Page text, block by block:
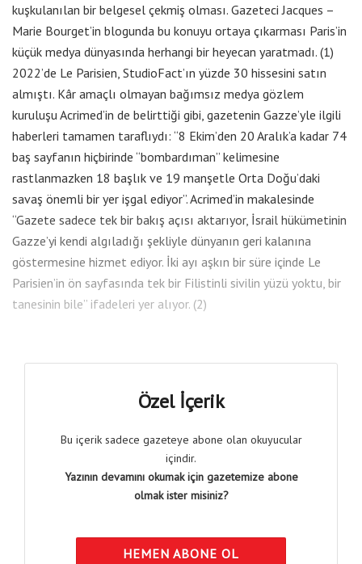
kuşkulanılan bir belgesel çekmiş olması. Gazeteci Jacques –
Marie Bourget’in blogunda bu konuyu ortaya çıkarması Paris’in
küçük medya dünyasında herhangi bir heyecan yaratmadı. (1)
2022’de Le Parisien, StudioFact’ın yüzde 30 hissesini satın
almıştı. Kâr amaçlı olmayan bağımsız medya gözlem
kuruluşu Acrimed’in de belirttiği gibi, gazetenin Gazze’yle ilgili
haberleri tamamen taraflıydı: “8 Ekim’den 20 Aralık’a kadar 74
baş sayfanın hiçbirinde “bombardıman” kelimesine
rastlanmazken 18 başlık ve 19 manşetle Orta Doğu’daki
savaş önemli bir yer işgal ediyor”. Acrimed’in makalesinde
“Gazete sadece tek bir bakış açısı aktarıyor, İsrail hükümetinin
Gazze’yi kendi algıladığı şekliyle dünyanın geri kalanına
göstermesine hizmet ediyor. İki ayı aşkın bir süre içinde Le
Parisien’in ön sayfasında tek bir Filistinli sivilin yüzü yoktu, bir
tanesinin bile” ifadeleri yer alıyor. (2)
Özel İçerik
Bu içerik sadece gazeteye abone olan okuyucular
içindir.
Yazının devamını okumak için gazetemize abone
olmak ister misiniz?
HEMEN ABONE OL